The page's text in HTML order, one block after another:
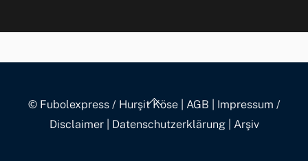
Back
To
© Fubolexpress / Hurşit Köse| AGB
Impressum /
Disclaimer| Datenschutzerklärung| Arşiv